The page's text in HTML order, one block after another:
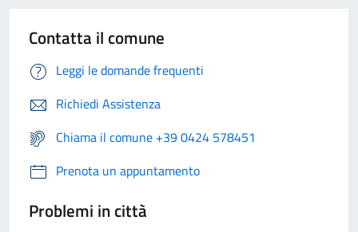
Contatta il comune
Leggi le domande frequenti
Richiedi Assistenza
Chiama il comune +39 0424 578451
Prenota un appuntamento
Problemi in città